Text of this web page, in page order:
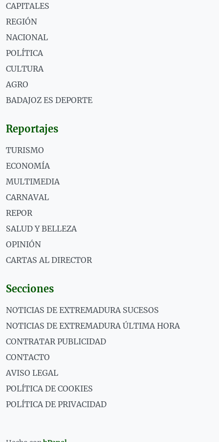
CAPITALES
REGIÓN
NACIONAL
POLÍTICA
CULTURA
AGRO
BADAJOZ ES DEPORTE
Reportajes
TURISMO
ECONOMÍA
MULTIMEDIA
CARNAVAL
REPOR
SALUD Y BELLEZA
OPINIÓN
CARTAS AL DIRECTOR
Secciones
NOTICIAS DE EXTREMADURA SUCESOS
NOTICIAS DE EXTREMADURA ÚLTIMA HORA
CONTRATAR PUBLICIDAD
CONTACTO
AVISO LEGAL
POLÍTICA DE COOKIES
POLÍTICA DE PRIVACIDAD